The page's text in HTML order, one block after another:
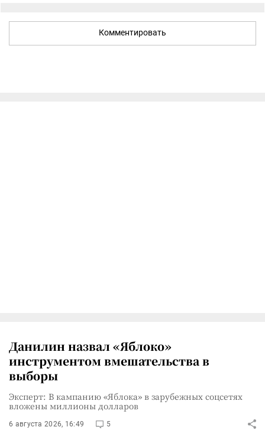
Комментировать
Данилин назвал «Яблоко»
инструментом вмешательства в
выборы
Эксперт: В кампанию «Яблока» в зарубежных соцсетях
вложены миллионы долларов
6 августа 2026, 16:49 5